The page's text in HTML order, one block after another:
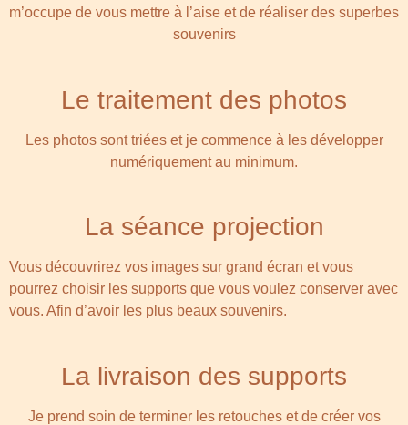
m’occupe de vous mettre à l’aise et de réaliser des superbes
souvenirs
Le traitement des photos
Les photos sont triées et je commence à les développer
numériquement au minimum.
La séance projection
Vous découvrirez vos images sur grand écran et vous
pourrez choisir les supports que vous voulez conserver avec
vous. Afin d’avoir les plus beaux souvenirs.
La livraison des supports
Je prend soin de terminer les retouches et de créer vos